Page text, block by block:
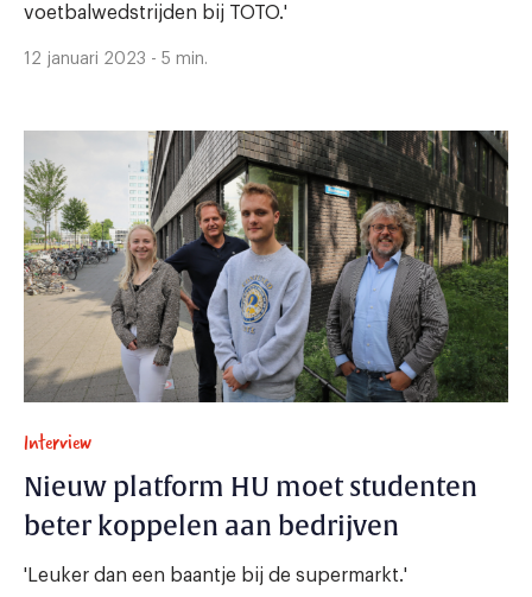
voetbalwedstrijden bij TOTO.'
12 januari 2023 - 5 min.
Interview
Nieuw platform HU moet studenten
beter koppelen aan bedrijven
'Leuker dan een baantje bij de supermarkt.'